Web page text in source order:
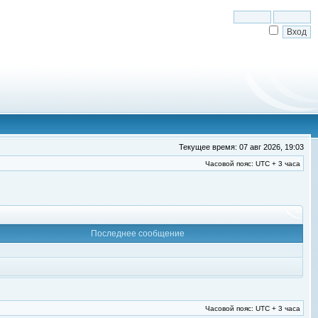
Текущее время: 07 авг 2026, 19:03
Часовой пояс: UTC + 3 часа
Последнее сообщение
Часовой пояс: UTC + 3 часа